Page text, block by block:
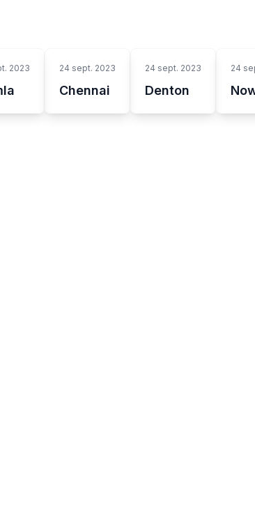
2023 24 sept. 2023
Chennai
24 sept. 2023
Denton
24